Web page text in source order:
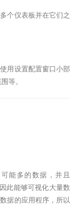
个仪表板并在它们之
用设置配置窗口小部
等。
能多的数据，并且
此能够可视化大量数
据的应用程序，所以